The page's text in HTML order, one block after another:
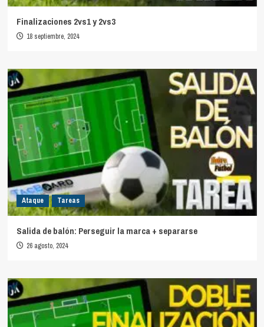
Finalizaciones 2vs1 y 2vs3
18 septiembre, 2024
Ataque Tareas
Salida de balón: Perseguir la marca + separarse
26 agosto, 2024